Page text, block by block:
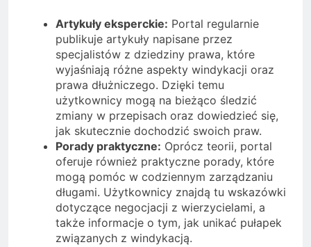
Artykuły eksperckie: Portal regularnie
publikuje artykuły napisane przez
specjalistów z dziedziny prawa, które
wyjaśniają różne aspekty windykacji oraz
prawa dłużniczego. Dzięki temu
użytkownicy mogą na bieżąco śledzić
zmiany w przepisach oraz dowiedzieć się,
jak skutecznie dochodzić swoich praw.
Porady praktyczne: Oprócz teorii, portal
oferuje również praktyczne porady, które
mogą pomóc w codziennym zarządzaniu
długami. Użytkownicy znajdą tu wskazówki
dotyczące negocjacji z wierzycielami, a
także informacje o tym, jak unikać pułapek
związanych z windykacją.